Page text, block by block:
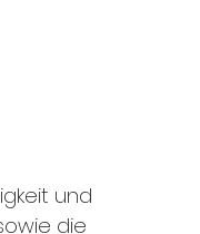
und
die